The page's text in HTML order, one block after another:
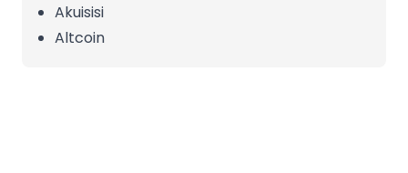
Akuisisi
Altcoin